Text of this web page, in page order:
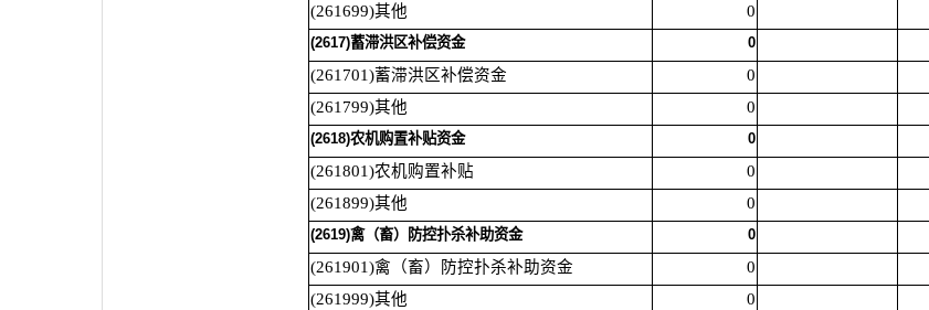
(261699)其他
0
(2617)蓄滞洪区补偿资金 0
(261701)蓄滞洪区补偿资金 0
(261799)其他
0
(2618)农机购置补贴资金 0
(261801)农机购置补贴 0
(261899)其他
0
(2619)禽（畜）防控扑杀补助资金 0
(261901)禽（畜）防控扑杀补助资金 0
(261999)其他
0